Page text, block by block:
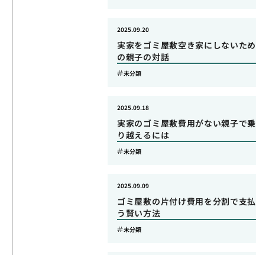
実家をゴミ屋敷空き家にしないため
の親子の対話
2025.09.20
未分類
実家のゴミ屋敷費用がない親子で乗
り越えるには
2025.09.18
未分類
ゴミ屋敷の片付け費用を分割で支払
う賢い方法
2025.09.09
未分類